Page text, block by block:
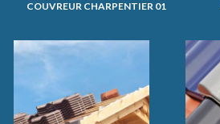
COUVREUR CHARPENTIER 01